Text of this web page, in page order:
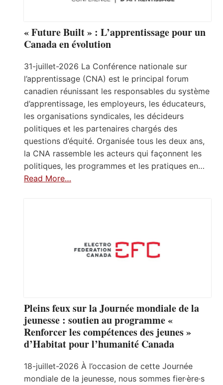
« Future Built » : L’apprentissage pour un
Canada en évolution
31-juillet-2026 La Conférence nationale sur
l’apprentissage (CNA) est le principal forum
canadien réunissant les responsables du système
d’apprentissage, les employeurs, les éducateurs,
les organisations syndicales, les décideurs
politiques et les partenaires chargés des
questions d’équité. Organisée tous les deux ans,
la CNA rassemble les acteurs qui façonnent les
politiques, les programmes et les pratiques en…
Read More…
Pleins feux sur la Journée mondiale de la
jeunesse : soutien au programme «
Renforcer les compétences des jeunes »
d’Habitat pour l’humanité Canada
18-juillet-2026 À l’occasion de cette Journée
mondiale de la jeunesse, nous sommes fier·ère·s